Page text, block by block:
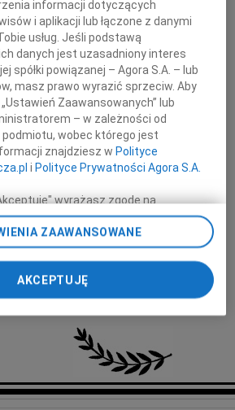
Pawłowi Szynkarukowi
Dyrektorowi Naczelnemu
Polskiej Żeglugi Morskiej P.P.
składamy
szczere wyrazy głębokiego współczucia
z powodu śmierci
Teściowej
Zarząd oraz pracownicy Unity Line Sp. z o.o.
informacji dotyczących
i aplikacji lub łączone z danymi
usług. Jeśli podstawą
danych jest uzasadniony interes
spółki powiązanej – Agora S.A. – lub
masz prawo wyrazić sprzeciw. Aby
Zaawansowanych” lub
– w zależności od
wobec którego jest
znajdziesz w Polityce
i Polityce Prywatności Agora S.A.
wyrażasz zgodę na
plików typu cookie
jej Zaufanych Partnerów i Agora S.A.
końcowym. Możesz też w każdej
preferencje dot. plików cookie,
narzędzie do zarządzania Twoimi
danych poprzez
prywatności” w stopce serwisu i
„Ustawienia zaawansowane”.
cookie możliwa jest także za
i Agora S.A. możemy
ZAAWANSOWANE
AKCEPTUJĘ